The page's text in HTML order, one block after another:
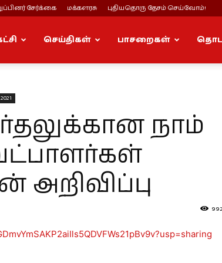
சேர்க்கை மக்களரசு புதியதொரு தேசம் செய்வோம்!
செய்திகள் பாசறைகள்
நாம்
அறிவிப்பு